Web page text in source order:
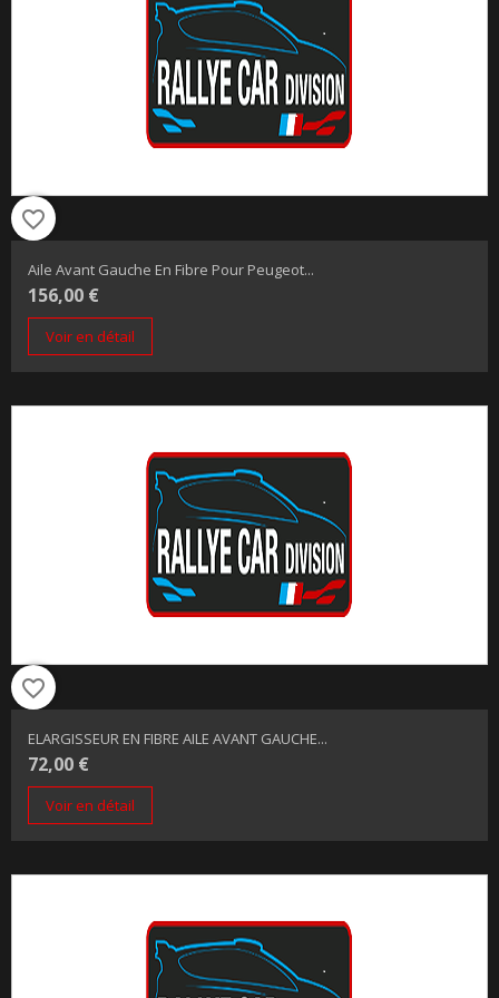
favorite_border
Aile Avant Gauche En Fibre Pour Peugeot...
156,00 €
Voir en détail
favorite_border
ELARGISSEUR EN FIBRE AILE AVANT GAUCHE...
72,00 €
Voir en détail